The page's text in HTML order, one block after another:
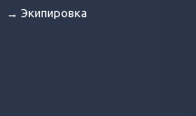
→ Экипировка